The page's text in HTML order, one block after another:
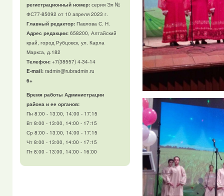
регистрационный номер: серия Эл №
ФС77-85092 от 10 апреля 2023 г.
Главный редактор: Павлова С. Н.
Адрес редакции: 658200, Алтайский
край, город Рубцовск, ул. Карла
Маркса, д.182
Телефон: +7(38557) 4-34-14
E-mail: radmin@rubradmin.ru
6+
Время работы Администрации
района и ее органов:
Пн 8:00 - 13:00, 14:00 - 17:15
Вт 8:00 - 13:00, 14:00 - 17:15
Ср 8:00 - 13:00, 14:00 - 17:15
Чт 8:00 - 13:00, 14:00 - 17:15
Пт 8:00 - 13:00, 14:00 - 16:00